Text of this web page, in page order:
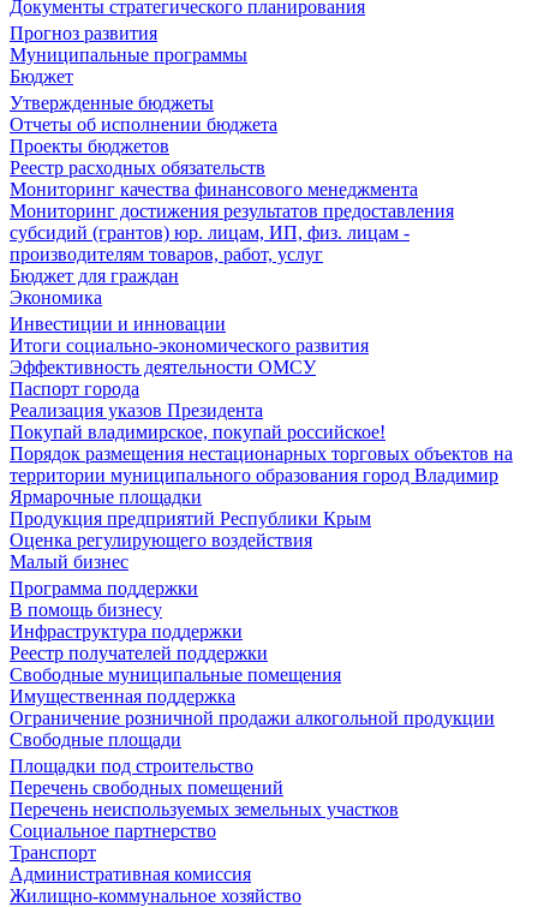
Документы стратегического планирования
Прогноз развития
Муниципальные программы
Бюджет
Утвержденные бюджеты
Отчеты об исполнении бюджета
Проекты бюджетов
Реестр расходных обязательств
Мониторинг качества финансового менеджмента
Мониторинг достижения результатов предоставления
субсидий (грантов) юр. лицам, ИП, физ. лицам -
производителям товаров, работ, услуг
Бюджет для граждан
Экономика
Инвестиции и инновации
Итоги социально-экономического развития
Эффективность деятельности ОМСУ
Паспорт города
Реализация указов Президента
Покупай владимирское, покупай российское!
Порядок размещения нестационарных торговых объектов на
территории муниципального образования город Владимир
Ярмарочные площадки
Продукция предприятий Республики Крым
Оценка регулирующего воздействия
Малый бизнес
Программа поддержки
В помощь бизнесу
Инфраструктура поддержки
Реестр получателей поддержки
Свободные муниципальные помещения
Имущественная поддержка
Ограничение розничной продажи алкогольной продукции
Свободные площади
Площадки под строительство
Перечень свободных помещений
Перечень неиспользуемых земельных участков
Социальное партнерство
Транспорт
Административная комиссия
Жилищно-коммунальное хозяйство